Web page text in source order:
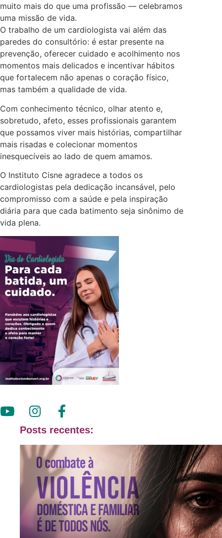
muito mais do que uma profissão — celebramos
uma missão de vida.
O trabalho de um cardiologista vai além das
paredes do consultório: é estar presente na
prevenção, oferecer cuidado e acolhimento nos
momentos mais delicados e incentivar hábitos
que fortalecem não apenas o coração físico,
mas também a qualidade de vida.
Com conhecimento técnico, olhar atento e,
sobretudo, afeto, esses profissionais garantem
que possamos viver mais histórias, compartilhar
mais risadas e colecionar momentos
inesquecíveis ao lado de quem amamos.
O Instituto Cisne agradece a todos os
cardiologistas pela dedicação incansável, pelo
compromisso com a saúde e pela inspiração
diária para que cada batimento seja sinônimo de
vida plena.
Posts recentes: